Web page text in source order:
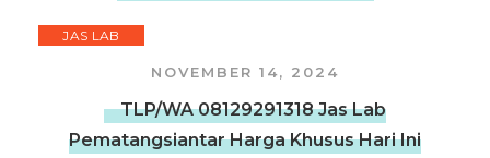
JAS LAB
NOVEMBER 14, 2024
TLP/WA 08129291318 Jas Lab
Pematangsiantar Harga Khusus Hari Ini